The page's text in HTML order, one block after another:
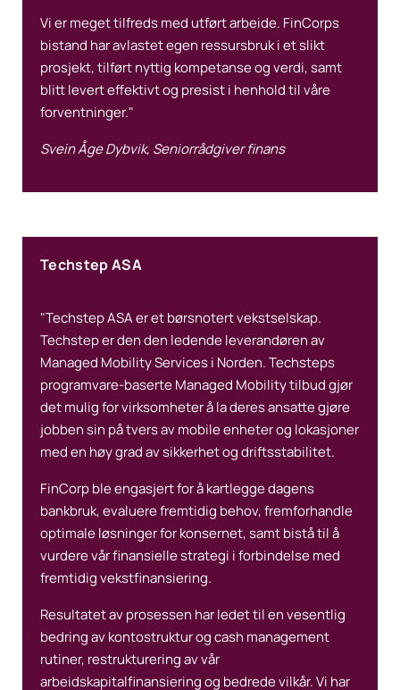
Vi er meget tilfreds med utført arbeide. FinCorps
bistand har avlastet egen ressursbruk i et slikt
prosjekt, tilført nyttig kompetanse og verdi, samt
blitt levert effektivt og presist i henhold til våre
forventninger."
Svein Åge Dybvik, Seniorrådgiver finans
Techstep ASA
"Techstep ASA er et børsnotert vekstselskap.
Techstep er den den ledende leverandøren av
Managed Mobility Services i Norden. Techsteps
programvare-baserte Managed Mobility tilbud gjør
det mulig for virksomheter å la deres ansatte gjøre
jobben sin på tvers av mobile enheter og lokasjoner
med en høy grad av sikkerhet og driftsstabilitet.
FinCorp ble engasjert for å kartlegge dagens
bankbruk, evaluere fremtidig behov, fremforhandle
optimale løsninger for konsernet, samt bistå til å
vurdere vår finansielle strategi i forbindelse med
fremtidig vekstfinansiering.
Resultatet av prosessen har ledet til en vesentlig
bedring av kontostruktur og cash management
rutiner, restrukturering av vår
arbeidskapitalfinansiering og bedrede vilkår. Vi har